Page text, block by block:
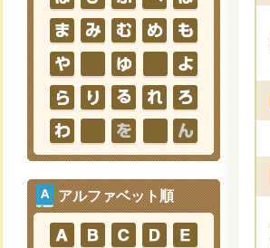
アルファベット順